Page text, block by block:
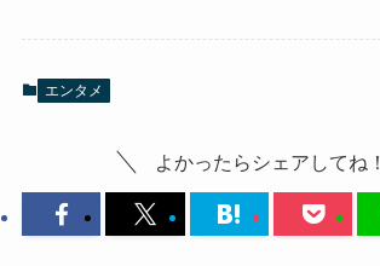
エンタメ
よかったらシェアしてね！